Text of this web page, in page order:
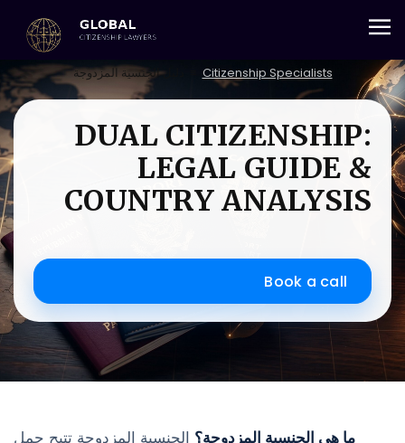
+357 25 059 684
Citizenship Specialists دليل الجنسية المزدوجة
DUAL CITIZENSHIP:
LEGAL GUIDE &
COUNTRY ANALYSIS
Book a call
ما هي الجنسية المزدوجة؟ الجنسية المزدوجة تتيح حمل